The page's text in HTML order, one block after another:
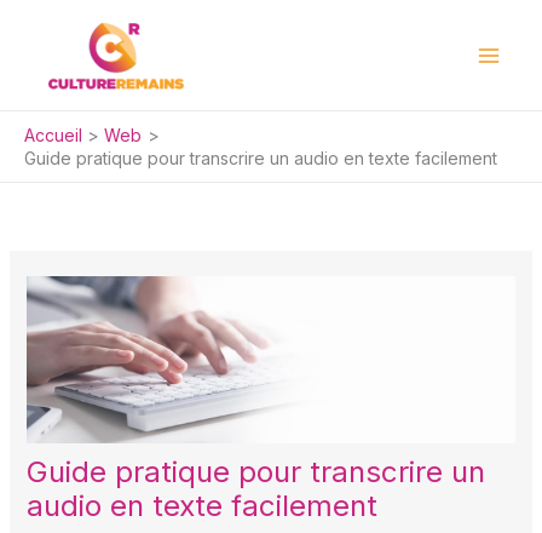
Accueil
Web
Guide pratique pour transcrire un audio en texte facilement
Guide pratique pour transcrire un
audio en texte facilement